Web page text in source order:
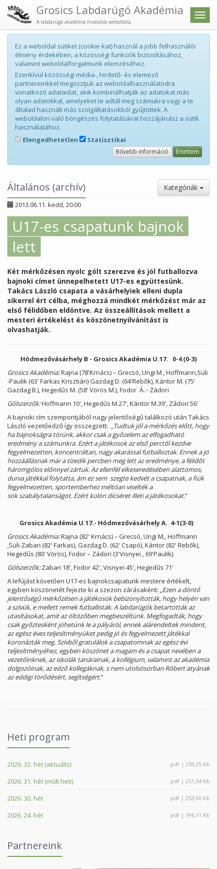
Menü
Grosics Labdarúgó Akadémia
A labdarúgó akadémia hivatalos weboldala.
Ez a weboldal sütiket (cookie-kat) használ a jobb felhasználói
élmény érdekében, a közösségi funkciók biztosításához,
valamint weboldalforgalmunk elemzéséhez.
Ezenkívül közösségi média-, hirdető- és elemező
partnereinkkel megosztjuk az weboldalhasználatodra
vonatkozó adataidat, akik kombinálhatják az adatokat más
olyan adatokkal, amelyeket te adtál meg számukra vagy a te
általad használt más szolgáltatásokból gyűjtöttek. A
weboldalon való böngészés folytatásával hozzájárulsz a sütik
használatához.
Elengedhetetlen
Statisztikai
Bővebb információ Értettem
Általános (archív) Kategóriák
2013.06.11. kedd, 20:00
U17-es csapatunk bajnok
lett
Két mérkőzésen nyolc gólt szerezve és jól futballozva
bajnoki címet ünnepelhetett U17-es együttesünk.
Takács László csapata a vásárhelyiek elleni dupla
sikerrel ért célba, méghozzá mindkét mérkőzést már az
első félidőben eldöntve. Az összeállítások mellett a
mesteri értékelést és köszönetnyilvánítást is
olvashatják.
Hódmezővásárhely B - Grosics Akadémia U.17. 0-4 (0-3)
Grosics Akadémia:Rajna (78'Krnács) – Grecsó, Ungi M., Hoffmann,Süli
-Paulik (63' Farkas Krisztián) Gazdag D. (64'Rebők), Kántor M. (75'
Gazdag B.), Hegedűs M. (58' Vörös M.), Fodor Á. - Zádori
Gólszerzők:Hoffmann 10', Hegedűs M.27', Kántor M.39', Zádori 56'
A bajnoki cím szempontjából nagy jelentőségű találkozó után Takács
László vezetőedző így összegzett: „Tudtuk jól a mérkőzés előtt, hogy
ha bajnokságra törünk, akkor csak a győzelem az elfogadható
eredmény a számunkra. Ezért a játékosok az első perctől kezdve
fegyelmezetten, koncentráltan, nagy akarással futballoztak. Ennek a jó
hozzáállásnak már a tízedik percben meg lett az eredménye, a félidőt
háromgólos előnnyel zártuk. Az ellenfél elkeseredésében alattomos,
durva játékkal folytatta, ám ez sem szegte kedvét a csapatnak, a fiúk
fegyelmezetten, sportemberhez méltóan viselték a
sok szabálytalanságot. Ezért külön dicséret illeti a játékosokat.”
Grosics Akadémia U.17.- Hódmezővásárhely A. 4-1(3-0)
Grosics Akadémia:Rajna (82' Krnács) – Grecsó, Ungi M,, Hoffmann
,Süli-Zabari (82' Farkas), Gazdag D. (62' Csapó), Kántor (82' Rebők),
Hegedűs (80' Vörös), Fodor – Zádori (3'Visnyei , 69'Paulik).
Gólszerzők:Zabari 18', Fodor 42', Visnyei 45', Hegedűs 71'
A lefújást követően U17-es bajnokcsapatunk mestere értékelt,
egyben köszönetét fejezte ki a szezon zárásaként: „Ezen a döntő
jelentőségű mérkőzésen a játékosok bebizonyították, hogy helyén van
a szívük, e mellett remek futballisták. A labdarúgók betartották az
utasításokat, amit az öltözőben megbeszéltünk. Megfogadták, hogy
csak győztesként jöhetünk le a pályáról, ennek alárendeltek mindent,
az egész éves teljesítményüket pedig jó és fegyelmezett játékkal
koronázták meg. Szívből gratulálok a csapatomnak az egész évi
teljesítményéhez, egyben köszönet a magam és a csapat nevében a
vezetőinknek, az iskolák tanárainak, a kollégium, valamint az akadémia
dolgozóinak, az edző kollegáknak, s nem utolsósorban Róbert atyának
az eddigi törődésért, segítségért.”
Heti program
2026. 32. hét (aktuális) pdf | 259,25 Kb
2026. 31. hét (múlt heti) pdf | 251,54 Kb
2026. 30. hét pdf | 253,96 Kb
2026. 24. hét pdf | 196,11 Kb
Partnereink